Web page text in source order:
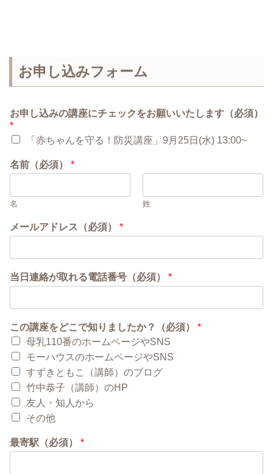
お申し込みフォーム
お申し込みの講座にチェックをお願いいたします（必須）
*
「赤ちゃんを守る！防災講座」9月25日(水) 13:00~
名前（必須） *
名 姓
メールアドレス（必須） *
当日連絡が取れる電話番号（必須） *
この講座をどこで知りましたか？（必須） *
母乳110番のホームページやSNS
モーハウスのホームページやSNS
すずきともこ（講師）のブログ
竹中恭子（講師）のHP
友人・知人から
その他
最寄駅（必須） *